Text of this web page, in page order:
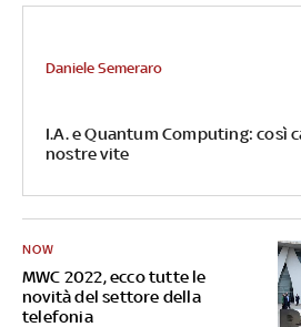
I.A. e Quantum Computing: così
nostre vite
Daniele Semeraro
MWC 2022, ecco tutte le
novità del settore della
telefonia
NOW